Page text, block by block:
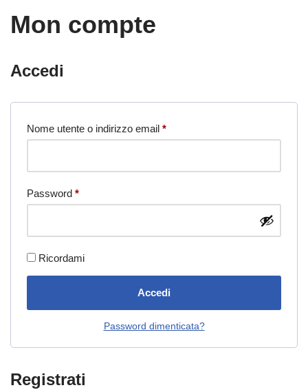
Mon compte
Accedi
Nome utente o indirizzo email *
Password *
Ricordami
Accedi
Password dimenticata?
Registrati